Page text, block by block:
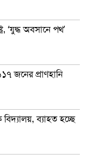
‘যুদ্ধ অবসানে পথ’
জনের প্রাণহানি
বিদ্যালয়, ব্যাহত হচ্ছে